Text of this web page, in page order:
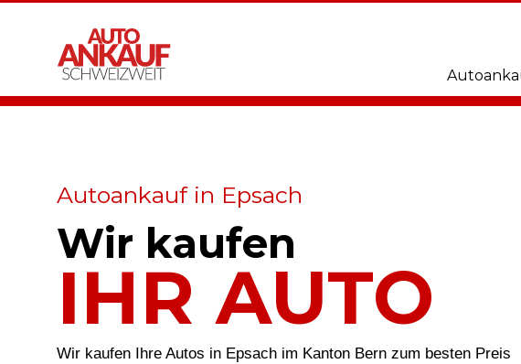
Autoankauf in Epsach
Wir kaufen
IHR AUTO
Wir kaufen Ihre Autos in Epsach im Kanton Bern zum besten Preis